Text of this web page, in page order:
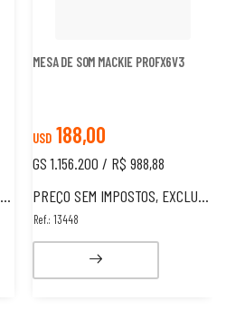
MESA DE SOM MACKIE PROFX6V3
USD 188,00
GS 1.156.200 / R$ 988,88
PREÇO SEM IMPOSTOS, EXCLUSIVO PARA ESTRANGEIROS.
Ref.: 13448